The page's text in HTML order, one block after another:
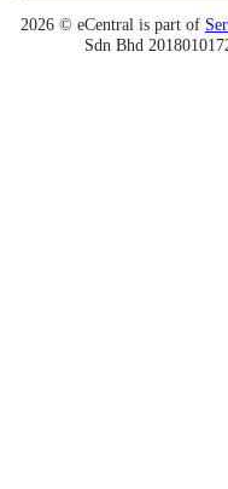
2026 © eCentral is part of
Sdn Bhd